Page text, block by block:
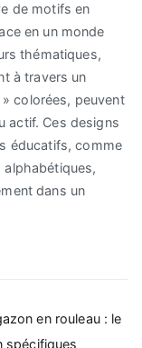
de motifs en
en un monde
thématiques,
à travers un
colorées, peuvent
actif. Ces designs
éducatifs, comme
dans un
en rouleau : le
spécifiques